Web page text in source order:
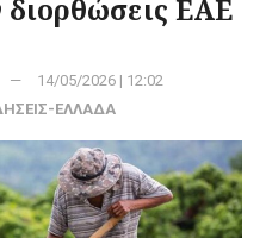
ΕΑΕ
14/05/2026 | 12:02
ΕΛΛΑΔΑ